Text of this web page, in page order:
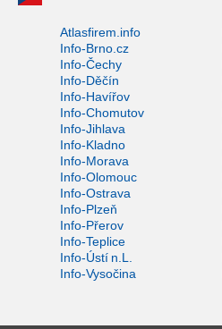
Atlasfirem.info
Info-Brno.cz
Info-Čechy
Info-Děčín
Info-Havířov
Info-Chomutov
Info-Jihlava
Info-Kladno
Info-Morava
Info-Olomouc
Info-Ostrava
Info-Plzeň
Info-Přerov
Info-Teplice
Info-Ústí n.L.
Info-Vysočina